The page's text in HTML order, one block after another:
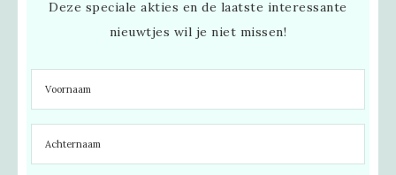
Deze speciale akties en de laatste interessante
nieuwtjes wil je niet missen!